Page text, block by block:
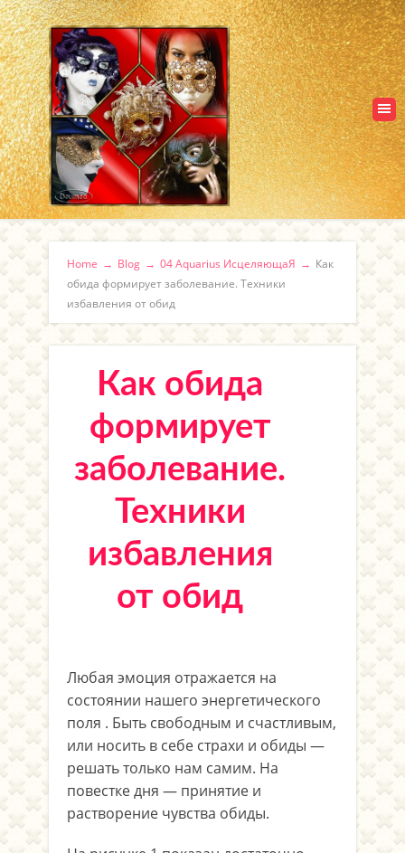
Home → Blog → 04 Aquarius ИсцеляющаЯ → Как
обида формирует заболевание. Техники
избавления от обид
Как обида
формирует
заболевание.
Техники
избавления
от обид
Любая эмоция отражается на
состоянии нашего энергетического
поля . Быть свободным и счастливым,
или носить в себе страхи и обиды —
решать только нам самим. На
повестке дня — принятие и
растворение чувства обиды.